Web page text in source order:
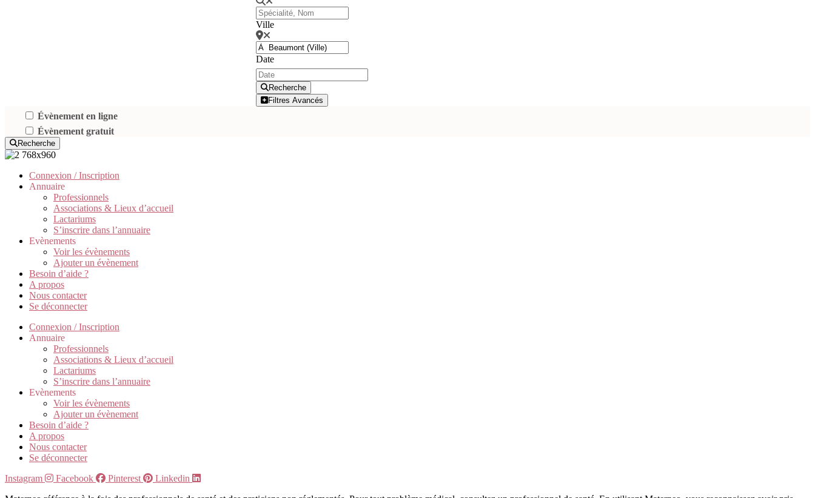
Ville
Date
Recherche
Filtres Avancés
Évènement en ligne
Évènement gratuit
Recherche
Connexion / Inscription
Annuaire
Professionnels
Associations & Lieux d’accueil
Lactariums
S’inscrire dans l’annuaire
Evènements
Voir les évènements
Ajouter un évènement
Besoin d’aide ?
A propos
Nous contacter
Se déconnecter
Connexion / Inscription
Annuaire
Professionnels
Associations & Lieux d’accueil
Lactariums
S’inscrire dans l’annuaire
Evènements
Voir les évènements
Ajouter un évènement
Besoin d’aide ?
A propos
Nous contacter
Se déconnecter
Instagram
Facebook Pinterest
Linkedin